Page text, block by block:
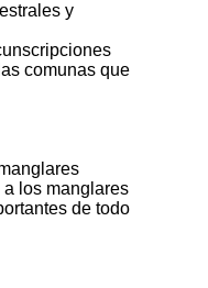
y
comunas que
los manglares
de todo